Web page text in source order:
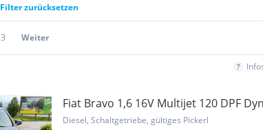
Filter zurücksetzen
3 Weiter
Fiat Bravo 1,6 16V Multijet 120 DPF
Diesel, Schaltgetriebe, gültiges Pickerl